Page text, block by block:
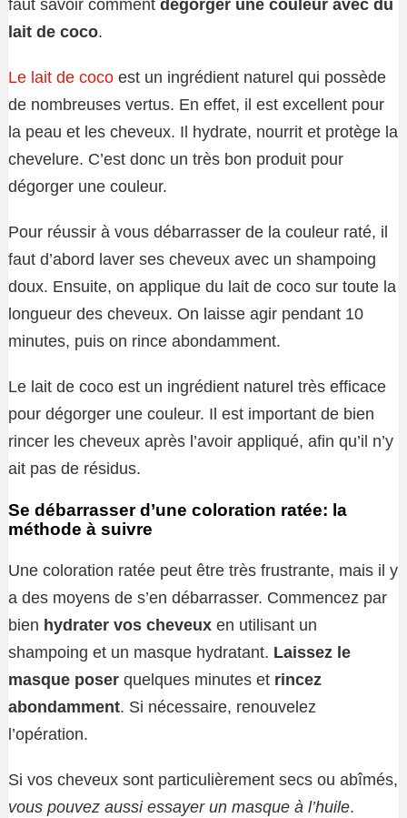
faut savoir comment dégorger une couleur avec du
lait de coco.
Le lait de coco est un ingrédient naturel qui possède
de nombreuses vertus. En effet, il est excellent pour
la peau et les cheveux. Il hydrate, nourrit et protège la
chevelure. C’est donc un très bon produit pour
dégorger une couleur.
Pour réussir à vous débarrasser de la couleur raté, il
faut d’abord laver ses cheveux avec un shampoing
doux. Ensuite, on applique du lait de coco sur toute la
longueur des cheveux. On laisse agir pendant 10
minutes, puis on rince abondamment.
Le lait de coco est un ingrédient naturel très efficace
pour dégorger une couleur. Il est important de bien
rincer les cheveux après l’avoir appliqué, afin qu’il n’y
ait pas de résidus.
Se débarrasser d’une coloration ratée: la
méthode à suivre
Une coloration ratée peut être très frustrante, mais il y
a des moyens de s’en débarrasser. Commencez par
bien hydrater vos cheveux en utilisant un
shampoing et un masque hydratant. Laissez le
masque poser quelques minutes et rincez
abondamment. Si nécessaire, renouvelez
l’opération.
Si vos cheveux sont particulièrement secs ou abîmés,
vous pouvez aussi essayer un masque à l’huile.